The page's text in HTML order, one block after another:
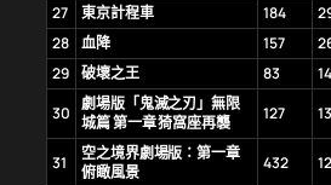
27
東京計程車 184
28 血降 157
29 破壞之王 83 14
30 劇場版「鬼滅之刃」無限
城篇 第一章 猗窩座再襲
127 13
31
空之境界劇場版：第一章
俯瞰風景
432 12